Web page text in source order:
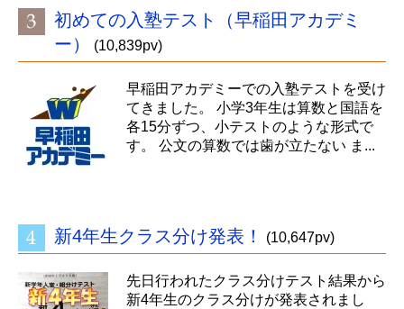
初めての入塾テスト（早稲田アカデミ
ー）
(10,839pv)
早稲田アカデミーでの入塾テストを受け
てきました。 小学3年生は算数と国語を
各15分ずつ、小テストのような形式で
す。 公文の算数では歯が立たない ま...
新4年生クラス分け発表！ (10,647pv)
先日行われたクラス分けテスト結果から
新4年生のクラス分けが発表されまし